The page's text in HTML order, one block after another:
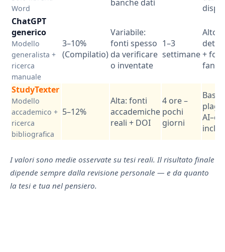
Word
banche dati
ChatGPT
generico
Modello
generalista +
ricerca
manuale
3–10%
(Compilatio)
Variabile:
fonti spesso
da verificare
o inventate
1–3
settimane
Alto:
+
StudyTexter
Modello
accademico +
ricerca
bibliografica
5–12%
Alta: fonti
accademiche
reali + DOI
4 ore –
pochi
giorni
I valori sono medie osservate su tesi reali. Il risultato finale
dipende sempre dalla revisione personale — e da quanto
la tesi e tua nel pensiero.